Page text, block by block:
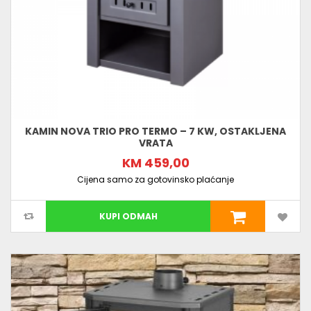
KAMIN NOVA TRIO PRO TERMO – 7 KW, OSTAKLJENA
VRATA
KM 459,00
Cijena samo za gotovinsko plaćanje
KUPI ODMAH